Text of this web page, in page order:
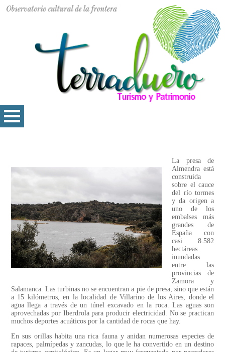
La presa de
Almendra está
construida
sobre el cauce
del río tormes
y da origen a
uno de los
embalses más
grandes de
España con
casi 8.582
hectáreas
inundadas
entre las
provincias de
Zamora y
Salamanca. Las turbinas no se encuentran a pie de presa, sino que están
a 15 kilómetros, en la localidad de Villarino de los Aires, donde el
agua llega a través de un túnel excavado en la roca. Las aguas son
aprovechadas por Iberdrola para producir electricidad. No se practican
muchos deportes acuáticos por la cantidad de rocas que hay.
En sus orillas habita una rica fauna y anidan numerosas especies de
rapaces, palmípedas y zancudas, lo que le ha convertido en un destino